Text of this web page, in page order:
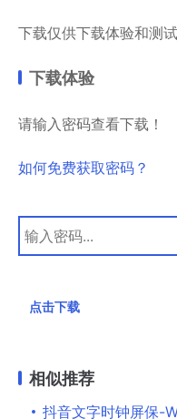
下载仅供下载体验和测
下载体验
请输入密码查看下载！
如何免费获取密码？
点击下载
相似推荐
抖音文字时钟屏保-